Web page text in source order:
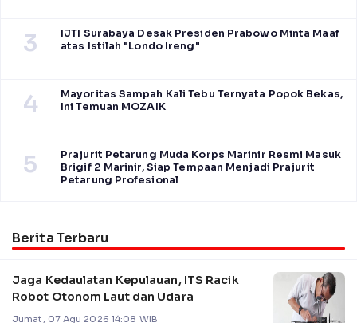
3
IJTI Surabaya Desak Presiden Prabowo Minta Maaf
atas Istilah "Londo Ireng"
4
Mayoritas Sampah Kali Tebu Ternyata Popok Bekas,
Ini Temuan MOZAIK
5
Prajurit Petarung Muda Korps Marinir Resmi Masuk
Brigif 2 Marinir, Siap Tempaan Menjadi Prajurit
Petarung Profesional
Berita Terbaru
Jaga Kedaulatan Kepulauan, ITS Racik
Robot Otonom Laut dan Udara
Jumat, 07 Agu 2026 14:08 WIB